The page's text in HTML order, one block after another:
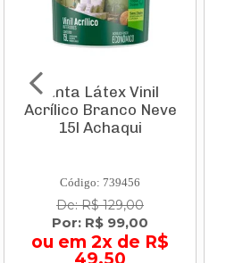
Tinta Látex Vinil
Acrílico Branco Neve
15l Achaqui
Código: 739456
De: R$ 129,00
Por: R$ 99,00
ou em 2x de R$